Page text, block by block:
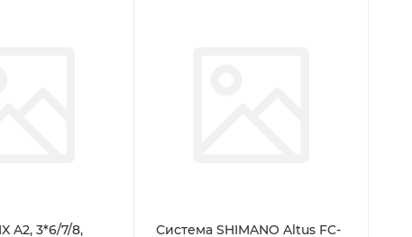
A2, 3*6/7/8,
Система SHIMANO Altus FC-